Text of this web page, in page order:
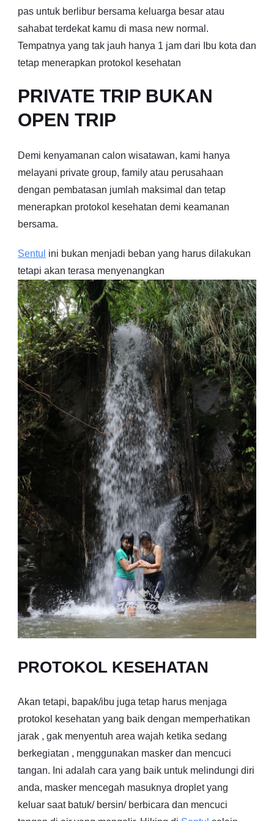
pas untuk berlibur bersama keluarga besar atau
sahabat terdekat kamu di masa new normal.
Tempatnya yang tak jauh hanya 1 jam dari Ibu kota dan
tetap menerapkan protokol kesehatan
PRIVATE TRIP BUKAN
OPEN TRIP
Demi kenyamanan calon wisatawan, kami hanya
melayani private group, family atau perusahaan
dengan pembatasan jumlah maksimal dan tetap
menerapkan protokol kesehatan demi keamanan
bersama.
Sentul ini bukan menjadi beban yang harus dilakukan
tetapi akan terasa menyenangkan
PROTOKOL KESEHATAN
Akan tetapi, bapak/ibu juga tetap harus menjaga
protokol kesehatan yang baik dengan memperhatikan
jarak , gak menyentuh area wajah ketika sedang
berkegiatan , menggunakan masker dan mencuci
tangan. Ini adalah cara yang baik untuk melindungi diri
anda, masker mencegah masuknya droplet yang
keluar saat batuk/ bersin/ berbicara dan mencuci